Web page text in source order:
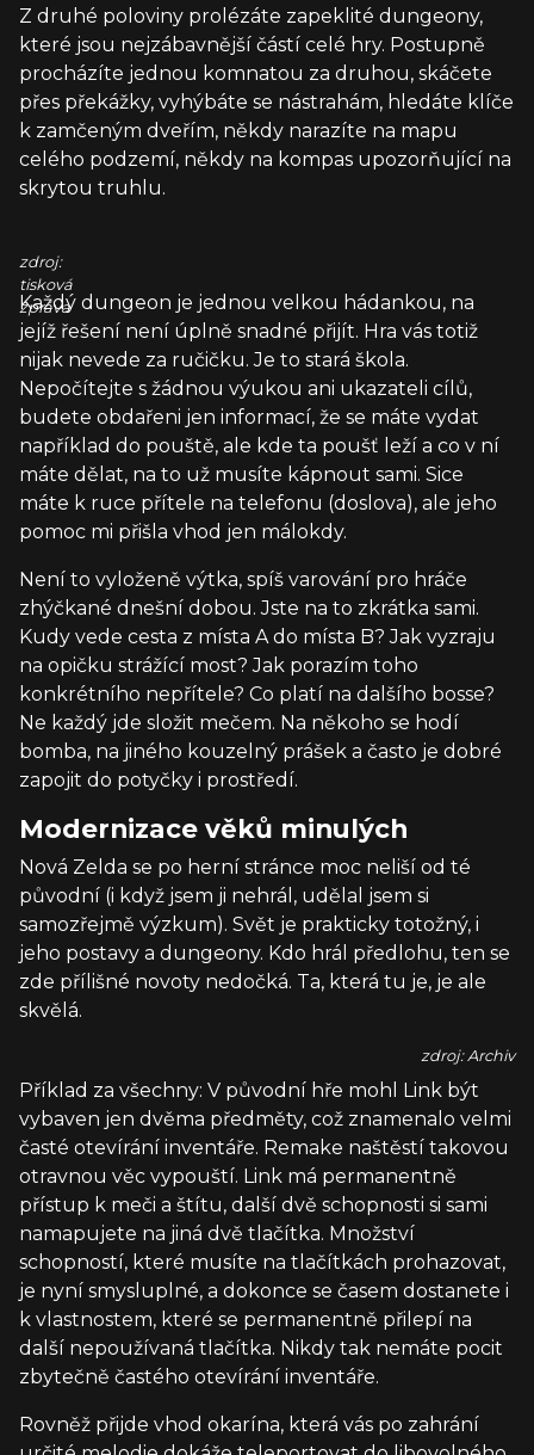
Z druhé poloviny prolézáte zapeklité dungeony,
které jsou nejzábavnější částí celé hry. Postupně
procházíte jednou komnatou za druhou, skáčete
přes překážky, vyhýbáte se nástrahám, hledáte klíče
k zamčeným dveřím, někdy narazíte na mapu
celého podzemí, někdy na kompas upozorňující na
skrytou truhlu.
zdroj:
tisková
zpráva
Každý dungeon je jednou velkou hádankou, na
jejíž řešení není úplně snadné přijít. Hra vás totiž
nijak nevede za ručičku. Je to stará škola.
Nepočítejte s žádnou výukou ani ukazateli cílů,
budete obdařeni jen informací, že se máte vydat
například do pouště, ale kde ta poušť leží a co v ní
máte dělat, na to už musíte kápnout sami. Sice
máte k ruce přítele na telefonu (doslova), ale jeho
pomoc mi přišla vhod jen málokdy.
Není to vyloženě výtka, spíš varování pro hráče
zhýčkané dnešní dobou. Jste na to zkrátka sami.
Kudy vede cesta z místa A do místa B? Jak vyzraju
na opičku strážící most? Jak porazím toho
konkrétního nepřítele? Co platí na dalšího bosse?
Ne každý jde složit mečem. Na někoho se hodí
bomba, na jiného kouzelný prášek a často je dobré
zapojit do potyčky i prostředí.
Modernizace věků minulých
Nová Zelda se po herní stránce moc neliší od té
původní (i když jsem ji nehrál, udělal jsem si
samozřejmě výzkum). Svět je prakticky totožný, i
jeho postavy a dungeony. Kdo hrál předlohu, ten se
zde přílišné novoty nedočká. Ta, která tu je, je ale
skvělá.
zdroj: Archiv
Příklad za všechny: V původní hře mohl Link být
vybaven jen dvěma předměty, což znamenalo velmi
časté otevírání inventáře. Remake naštěstí takovou
otravnou věc vypouští. Link má permanentně
přístup k meči a štítu, další dvě schopnosti si sami
namapujete na jiná dvě tlačítka. Množství
schopností, které musíte na tlačítkách prohazovat,
je nyní smysluplné, a dokonce se časem dostanete i
k vlastnostem, které se permanentně přilepí na
další nepoužívaná tlačítka. Nikdy tak nemáte pocit
zbytečně častého otevírání inventáře.
Rovněž přijde vhod okarína, která vás po zahrání